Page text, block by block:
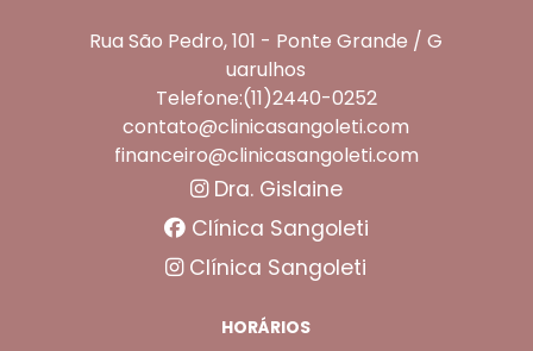
Rua São Pedro, 101 - Ponte Grande / G
uarulhos
Telefone:(11)2440-0252
contato@clinicasangoleti.com
financeiro@clinicasangoleti.com
Dra. Gislaine
Clínica Sangoleti
Clínica Sangoleti
HORÁRIOS